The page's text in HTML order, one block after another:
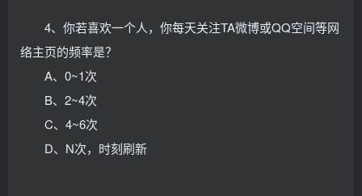
4、你若喜欢一个人，你每天关注TA微博或QQ空间等网
络主页的频率是？
A、0~1次
B、2~4次
C、4~6次
D、N次，时刻刷新